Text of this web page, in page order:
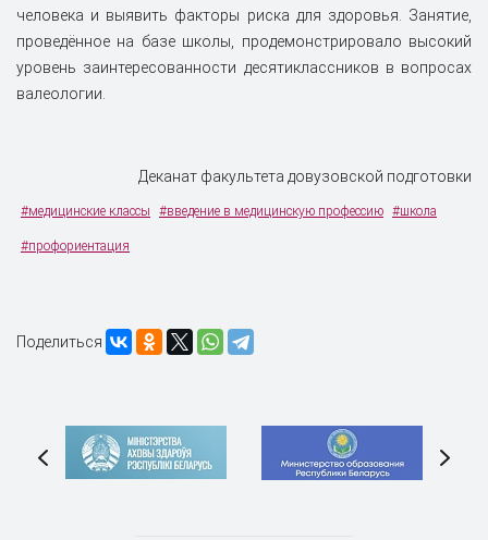
человека и выявить факторы риска для здоровья. Занятие,
проведённое на базе школы, продемонстрировало высокий
уровень заинтересованности десятиклассников в вопросах
валеологии.
Деканат факультета довузовской подготовки
#медицинские классы #введение в медицинскую профессию #школа
#профориентация
Поделиться